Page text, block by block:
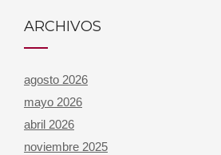
ARCHIVOS
agosto 2026
mayo 2026
abril 2026
noviembre 2025